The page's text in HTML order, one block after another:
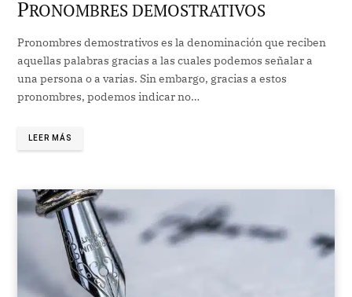
PRONOMBRES DEMOSTRATIVOS
Pronombres demostrativos es la denominación que reciben
aquellas palabras gracias a las cuales podemos señalar a
una persona o a varias. Sin embargo, gracias a estos
pronombres, podemos indicar no…
LEER MÁS